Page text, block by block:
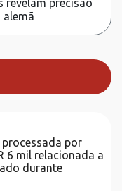
revelam precisão
processada por
6 mil relacionada a
durante